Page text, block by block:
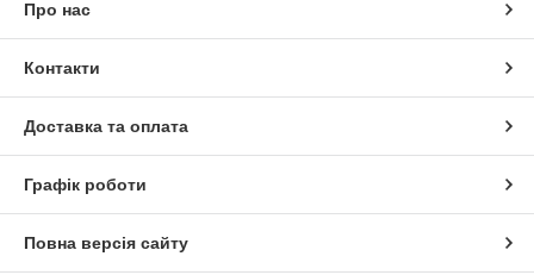
Про нас
Контакти
Доставка та оплата
Графік роботи
Повна версія сайту